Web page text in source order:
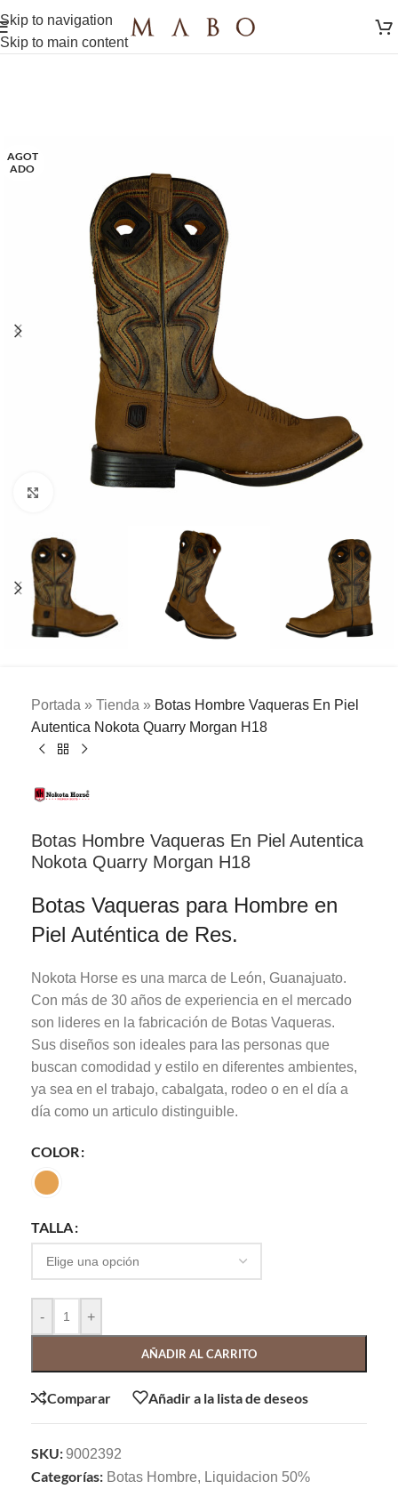
Skip to navigation
Skip to main content
AGOT
ADO
Clic para ampliar
Portada » Tienda » Botas Hombre Vaqueras En Piel
Autentica Nokota Quarry Morgan H18
Botas Hombre Vaqueras En Piel Autentica
Nokota Quarry Morgan H18
Botas Vaqueras para Hombre en
Piel Auténtica de Res.
Nokota Horse es una marca de León, Guanajuato.
Con más de 30 años de experiencia en el mercado
son lideres en la fabricación de Botas Vaqueras.
Sus diseños son ideales para las personas que
buscan comodidad y estilo en diferentes ambientes,
ya sea en el trabajo, cabalgata, rodeo o en el día a
día como un articulo distinguible.
COLOR
TALLA
- +
AÑADIR AL CARRITO
Comparar Añadir a la lista de deseos
SKU:9002392
Categorías: Botas Hombre, Liquidacion 50%